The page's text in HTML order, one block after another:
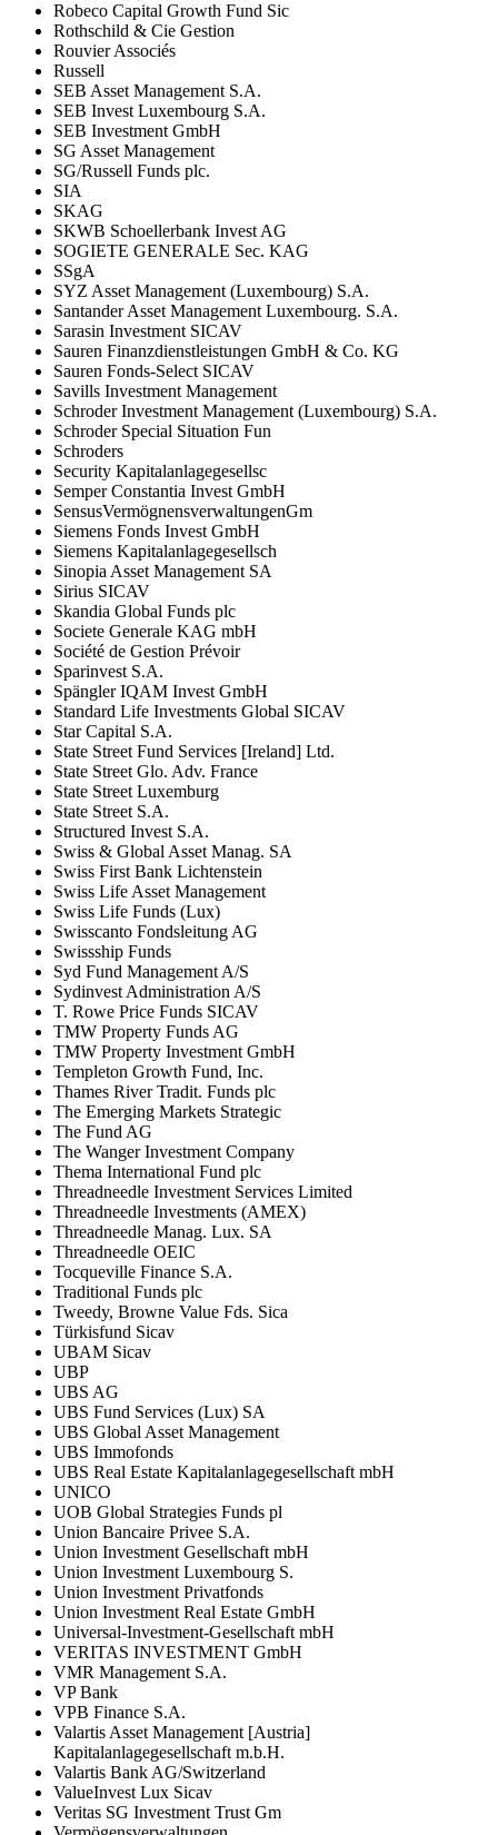
Robeco Capital Growth Fund Sic
Rothschild & Cie Gestion
Rouvier Associés
Russell
SEB Asset Management S.A.
SEB Invest Luxembourg S.A.
SEB Investment GmbH
SG Asset Management
SG/Russell Funds plc.
SIA
SKAG
SKWB Schoellerbank Invest AG
SOGIETE GENERALE Sec. KAG
SSgA
SYZ Asset Management (Luxembourg) S.A.
Santander Asset Management Luxembourg. S.A.
Sarasin Investment SICAV
Sauren Finanzdienstleistungen GmbH & Co. KG
Sauren Fonds-Select SICAV
Savills Investment Management
Schroder Investment Management (Luxembourg) S.A.
Schroder Special Situation Fun
Schroders
Security Kapitalanlagegesellsc
Semper Constantia Invest GmbH
SensusVermögnensverwaltungenGm
Siemens Fonds Invest GmbH
Siemens Kapitalanlagegesellsch
Sinopia Asset Management SA
Sirius SICAV
Skandia Global Funds plc
Societe Generale KAG mbH
Société de Gestion Prévoir
Sparinvest S.A.
Spängler IQAM Invest GmbH
Standard Life Investments Global SICAV
Star Capital S.A.
State Street Fund Services [Ireland] Ltd.
State Street Glo. Adv. France
State Street Luxemburg
State Street S.A.
Structured Invest S.A.
Swiss & Global Asset Manag. SA
Swiss First Bank Lichtenstein
Swiss Life Asset Management
Swiss Life Funds (Lux)
Swisscanto Fondsleitung AG
Swissship Funds
Syd Fund Management A/S
Sydinvest Administration A/S
T. Rowe Price Funds SICAV
TMW Property Funds AG
TMW Property Investment GmbH
Templeton Growth Fund, Inc.
Thames River Tradit. Funds plc
The Emerging Markets Strategic
The Fund AG
The Wanger Investment Company
Thema International Fund plc
Threadneedle Investment Services Limited
Threadneedle Investments (AMEX)
Threadneedle Manag. Lux. SA
Threadneedle OEIC
Tocqueville Finance S.A.
Traditional Funds plc
Tweedy, Browne Value Fds. Sica
Türkisfund Sicav
UBAM Sicav
UBP
UBS AG
UBS Fund Services (Lux) SA
UBS Global Asset Management
UBS Immofonds
UBS Real Estate Kapitalanlagegesellschaft mbH
UNICO
UOB Global Strategies Funds pl
Union Bancaire Privee S.A.
Union Investment Gesellschaft mbH
Union Investment Luxembourg S.
Union Investment Privatfonds
Union Investment Real Estate GmbH
Universal-Investment-Gesellschaft mbH
VERITAS INVESTMENT GmbH
VMR Management S.A.
VP Bank
VPB Finance S.A.
Valartis Asset Management [Austria]
Kapitalanlagegesellschaft m.b.H.
Valartis Bank AG/Switzerland
ValueInvest Lux Sicav
Veritas SG Investment Trust Gm